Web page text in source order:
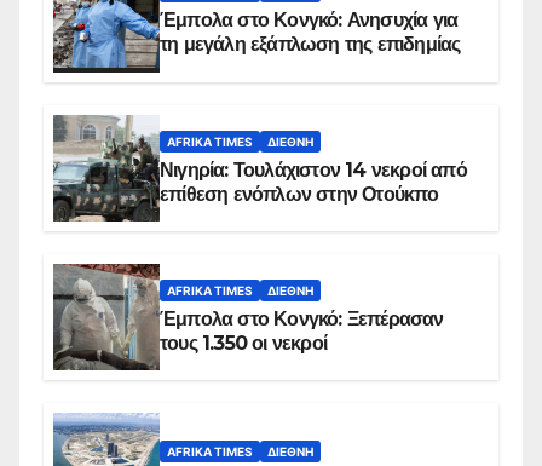
Έμπολα στο Κονγκό: Ανησυχία για
τη μεγάλη εξάπλωση της επιδημίας
AFRIKA TIMES ΔΙΕΘΝΉ
Νιγηρία: Τουλάχιστον 14 νεκροί από
επίθεση ενόπλων στην Οτούκπο
AFRIKA TIMES ΔΙΕΘΝΉ
Έμπολα στο Κονγκό: Ξεπέρασαν
τους 1.350 οι νεκροί
AFRIKA TIMES ΔΙΕΘΝΉ